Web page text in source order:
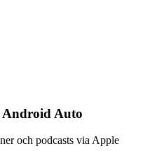
Android Auto
och podcasts via Apple